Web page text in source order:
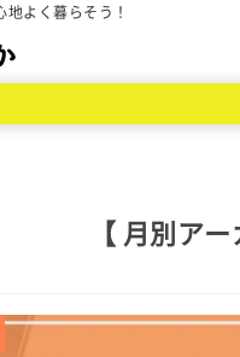
よく暮らそう！
【 月別ア